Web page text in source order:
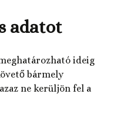
adatot
ideig
bármely
ne kerüljön fel a